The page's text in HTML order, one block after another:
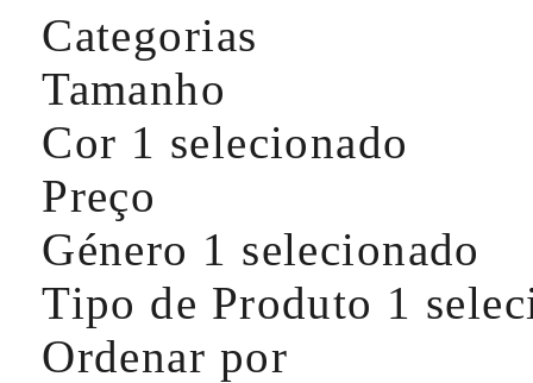
Categorias
Tamanho
Cor 1 selecionado
Preço
Género 1 selecionado
Tipo de Produto 1
Ordenar por